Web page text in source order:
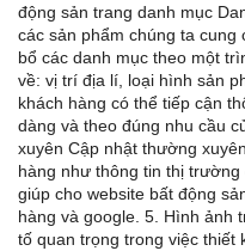
động sản trang danh mục
các sản phẩm chúng ta cung
bổ các danh mục theo một
về: vị trí địa lí, loại hình sản
khách hàng có thể tiếp cận
dàng và theo đúng nhu cầu
xuyên Cập nhật thường
hàng như thông tin thị
giúp cho website bất động
hàng và google. 5. Hình ảnh
tố quan trọng trong việc thiết